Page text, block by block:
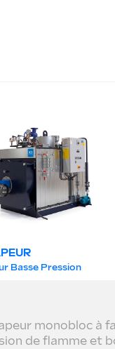
Basse Pression
monobloc à
de flamme et